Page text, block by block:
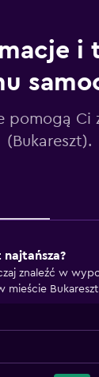
i
pomogą Ci
(Bukareszt).
znaleźć w